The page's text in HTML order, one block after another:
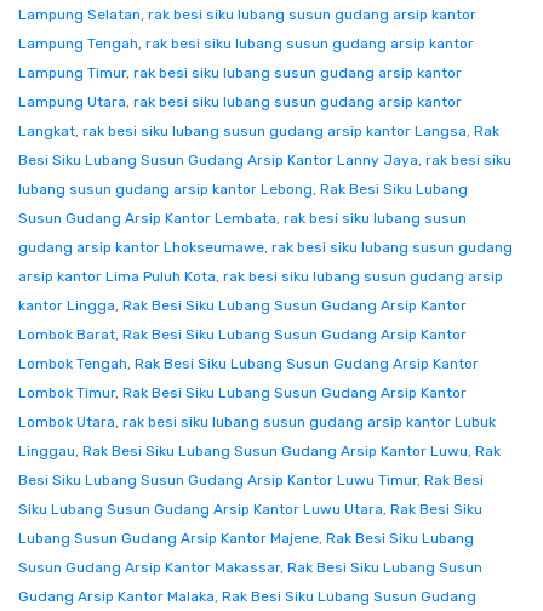
Lampung Selatan, rak besi siku lubang susun gudang arsip kantor
Lampung Tengah, rak besi siku lubang susun gudang arsip kantor
Lampung Timur, rak besi siku lubang susun gudang arsip kantor
Lampung Utara, rak besi siku lubang susun gudang arsip kantor
Langkat, rak besi siku lubang susun gudang arsip kantor Langsa, Rak
Besi Siku Lubang Susun Gudang Arsip Kantor Lanny Jaya, rak besi siku
lubang susun gudang arsip kantor Lebong, Rak Besi Siku Lubang
Susun Gudang Arsip Kantor Lembata, rak besi siku lubang susun
gudang arsip kantor Lhokseumawe, rak besi siku lubang susun gudang
arsip kantor Lima Puluh Kota, rak besi siku lubang susun gudang arsip
kantor Lingga, Rak Besi Siku Lubang Susun Gudang Arsip Kantor
Lombok Barat, Rak Besi Siku Lubang Susun Gudang Arsip Kantor
Lombok Tengah, Rak Besi Siku Lubang Susun Gudang Arsip Kantor
Lombok Timur, Rak Besi Siku Lubang Susun Gudang Arsip Kantor
Lombok Utara, rak besi siku lubang susun gudang arsip kantor Lubuk
Linggau, Rak Besi Siku Lubang Susun Gudang Arsip Kantor Luwu, Rak
Besi Siku Lubang Susun Gudang Arsip Kantor Luwu Timur, Rak Besi
Siku Lubang Susun Gudang Arsip Kantor Luwu Utara, Rak Besi Siku
Lubang Susun Gudang Arsip Kantor Majene, Rak Besi Siku Lubang
Susun Gudang Arsip Kantor Makassar, Rak Besi Siku Lubang Susun
Gudang Arsip Kantor Malaka, Rak Besi Siku Lubang Susun Gudang